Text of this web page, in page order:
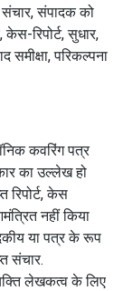
संचार, संपादक को
रिपोर्ट, सुधार,
समीक्षा, परिकल्पना
कवरिंग पत्र
का उल्लेख हो
रिपोर्ट, केस
नहीं किया
या पत्र के रूप
संचार.
लेखकत्व के लिए